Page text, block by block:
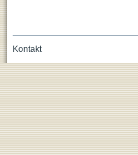
Kontakt